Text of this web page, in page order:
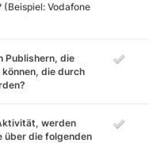
Vodafone
Publishern, die
die durch
werden
über die folgenden